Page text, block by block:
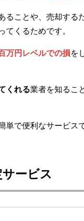
ることや、売却する
てくるためです。
万円レベルでの損を
くれる業者を知るこ
単で便利なサービス
サービス